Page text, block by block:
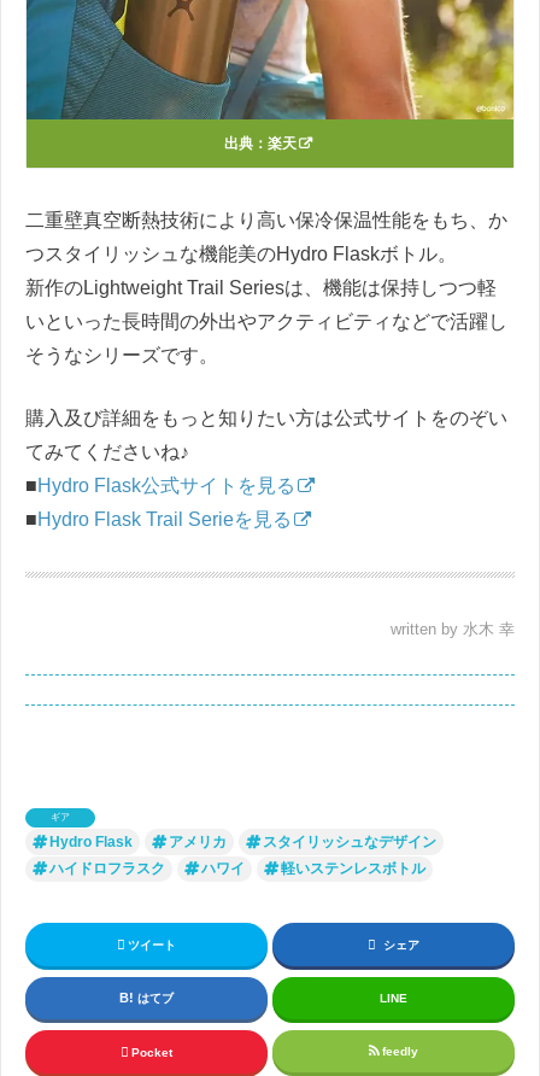
出典： 楽天
二重壁真空断熱技術により高い保冷保温性能をもち、か
つスタイリッシュな機能美のHydro Flaskボトル。
新作のLightweight Trail Seriesは、機能は保持しつつ軽
いといった長時間の外出やアクティビティなどで活躍し
そうなシリーズです。
購入及び詳細をもっと知りたい方は公式サイトをのぞい
てみてくださいね♪
■Hydro Flask公式サイトを見る
■Hydro Flask Trail Serieを見る
written by 水木 幸
ギア
Hydro Flask アメリカ
スタイリッシュなデザイン
ハイドロフラスク
ハワイ 軽いステンレスボトル
ツイート シェア
はてブ LINE
Pocket feedly